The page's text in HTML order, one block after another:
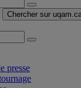
Chercher sur
presse